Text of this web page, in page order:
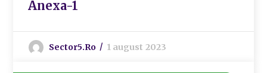
Anexa-1
Sector5.ro 1 august 2023